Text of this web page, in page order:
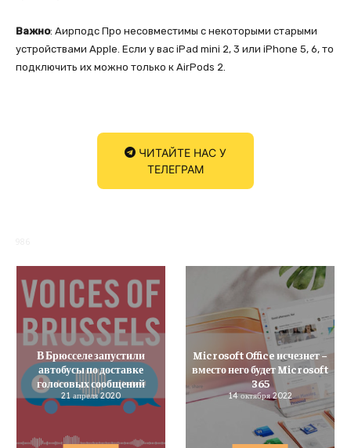
Важно: Аирподс Про несовместимы с некоторыми старыми
устройствами Apple. Если у вас iPad mini 2, 3 или iPhone 5, 6, то
подключить их можно только к AirPods 2.
ЧИТАЙТЕ НАС У
ТЕЛЕГРАМ
В Брюсселе запустили
автобусы по доставке
голосовых сообщений
21 апреля 2020
Microsoft Office исчезнет –
вместо него будет Microsoft
365
14 октября 2022